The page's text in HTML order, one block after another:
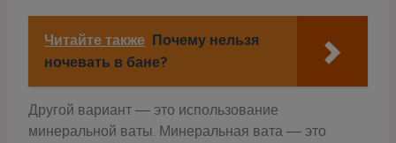
Читайте также Почему нельзя
ночевать в бане?
Другой вариант — это использование
минеральной ваты. Минеральная вата — это